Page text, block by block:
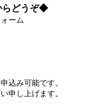
らどうぞ◆
ーム
込み可能です。
申し上げます。